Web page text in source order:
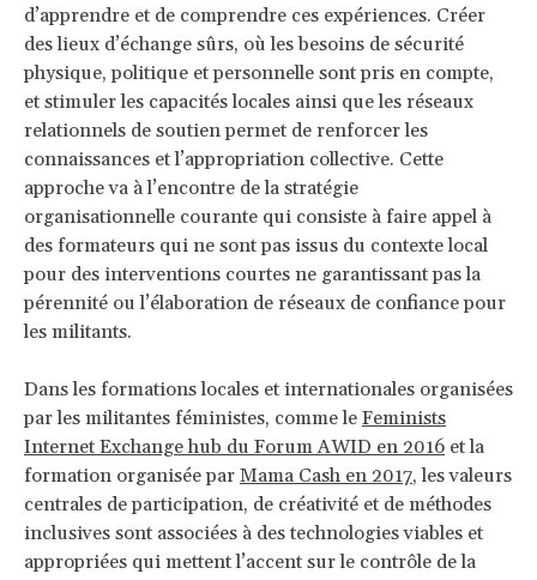
d’apprendre et de comprendre ces expériences. Créer
des lieux d’échange sûrs, où les besoins de sécurité
physique, politique et personnelle sont pris en compte,
et stimuler les capacités locales ainsi que les réseaux
relationnels de soutien permet de renforcer les
connaissances et l’appropriation collective. Cette
approche va à l’encontre de la stratégie
organisationnelle courante qui consiste à faire appel à
des formateurs qui ne sont pas issus du contexte local
pour des interventions courtes ne garantissant pas la
pérennité ou l’élaboration de réseaux de confiance pour
les militants.
Dans les formations locales et internationales organisées
par les militantes féministes, comme le Feminists
Internet Exchange hub du Forum AWID en 2016 et la
formation organisée par Mama Cash en 2017, les valeurs
centrales de participation, de créativité et de méthodes
inclusives sont associées à des technologies viables et
appropriées qui mettent l’accent sur le contrôle de la